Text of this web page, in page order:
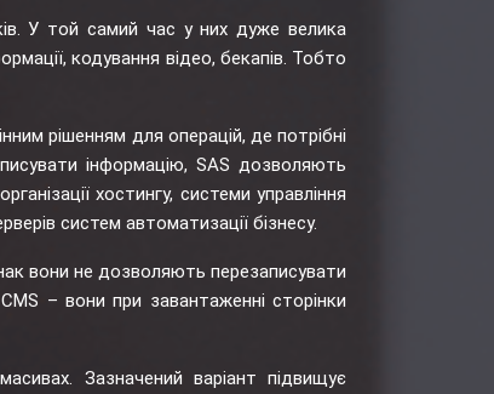
У той самий час у них дуже велика
кодування відео, бекапів. Тобто
рішенням для операцій, де потрібні
інформацію, SAS дозволяють
хостингу, системи управління
систем автоматизації бізнесу.
вони не дозволяють перезаписувати
– вони при завантаженні сторінки
Зазначений варіант підвищує